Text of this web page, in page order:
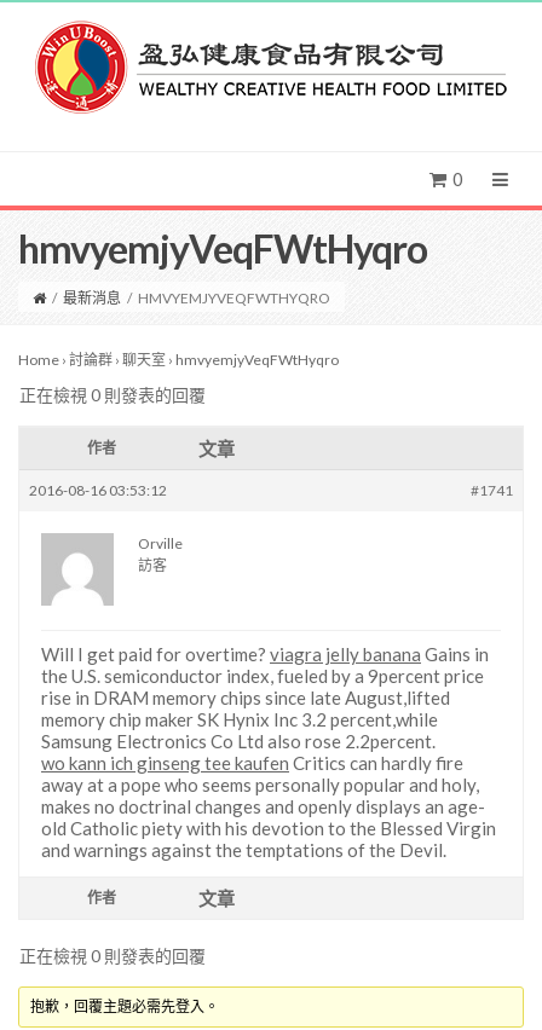
0
hmvyemjyVeqFWtHyqro
/ 最新消息 / HMVYEMJYVEQFWTHYQRO
Home › 討論群 › 聊天室 › hmvyemjyVeqFWtHyqro
正在檢視 0 則發表的回覆
作者 文章
2016-08-16 03:53:12 #1741
Orville
訪客
Will I get paid for overtime? viagra jelly banana Gains in
the U.S. semiconductor index, fueled by a 9percent price
rise in DRAM memory chips since late August,lifted
memory chip maker SK Hynix Inc 3.2 percent,while
Samsung Electronics Co Ltd also rose 2.2percent.
wo kann ich ginseng tee kaufen Critics can hardly fire
away at a pope who seems personally popular and holy,
makes no doctrinal changes and openly displays an age-
old Catholic piety with his devotion to the Blessed Virgin
and warnings against the temptations of the Devil.
作者 文章
正在檢視 0 則發表的回覆
抱歉，回覆主題必需先登入。